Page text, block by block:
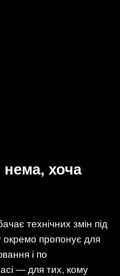
нема, хоча
технічних змін під
пропонує для
і по
— для тих, кому